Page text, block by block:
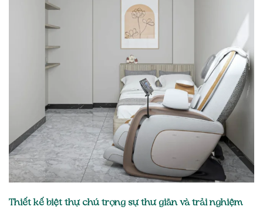
Thiết kế biệt thự chú trọng sự thư giãn và trải nghiệm